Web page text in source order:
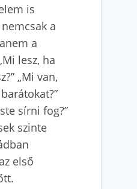
is
a
a
lesz, ha
„Mi van,
sírni fog?”
szinte
első